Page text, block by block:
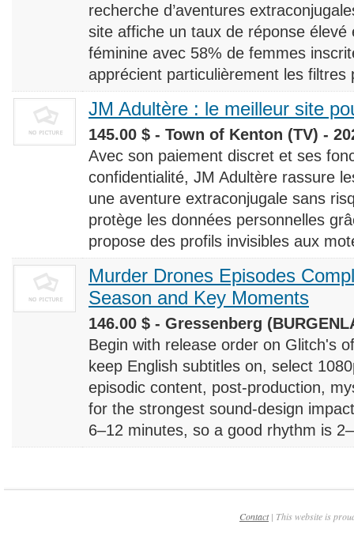
recherche d’aventures
site affiche un taux de réponse
féminine avec 58% de femmes
apprécient particulièrement les filtres
JM Adultère : le meilleur site
145.00 $ - Town of Kenton (TV) -
Avec son paiement discret et ses
confidentialité, JM Adultère rassure
une aventure extraconjugale sans
protège les données personnelles
propose des profils invisibles aux
Murder Drones Episodes
Season and Key Moments
146.00 $ - Gressenberg
Begin with release order on Glitch's
keep English subtitles on, select
episodic content, post-production,
for the strongest sound-design
6–12 minutes, so a good rhythm is
Contact| This website is